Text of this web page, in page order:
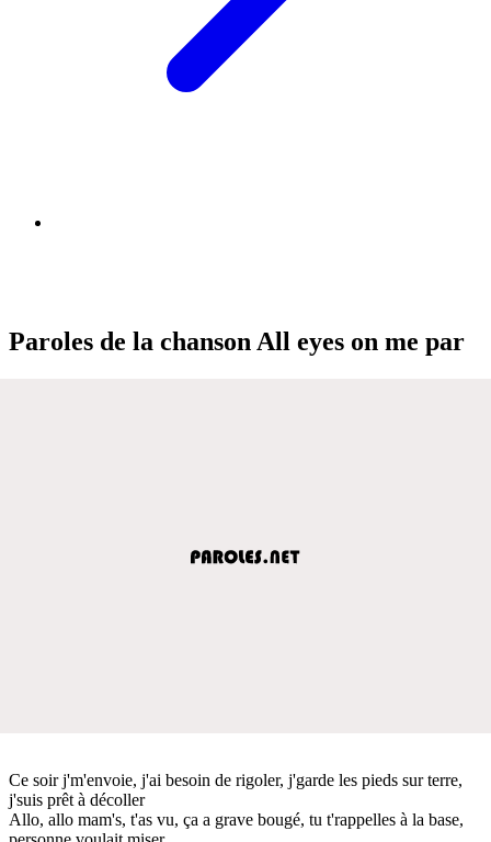
Paroles de la chanson All eyes on me par
Ce soir j'm'envoie, j'ai besoin de rigoler, j'garde les pieds sur terre,
j'suis prêt à décoller
Allo, allo mam's, t'as vu, ça a grave bougé, tu t'rappelles à la base,